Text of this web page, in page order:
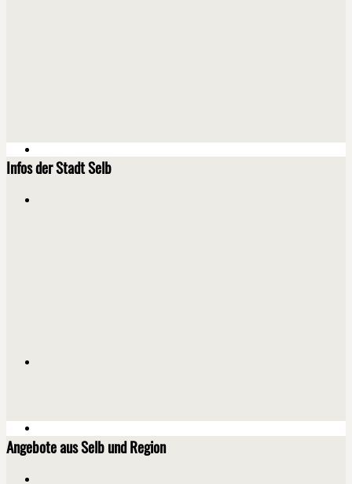
Infos der Stadt Selb
Angebote aus Selb und Region